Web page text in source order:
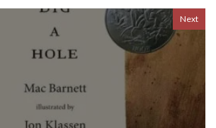
Next